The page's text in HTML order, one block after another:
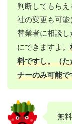
判断してもら
社の変更も可
替業者に相談
にできますよ。
料ですし。（
ナーのみ可能で
無